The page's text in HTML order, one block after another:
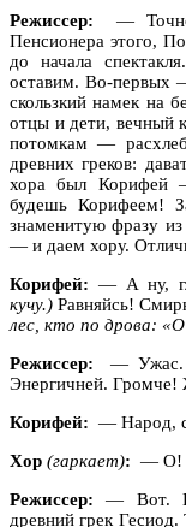
Режиссер: — Точно!
Пенсионера этого,
до начала
оставим. Во-первых
скользкий намек на
отцы и дети, вечный
потомкам —
древних греков:
хора был Корифей
будешь Корифеем!
знаменитую фразу
— и даем хору.
Корифей: — А ну,
кучу.) Равняйсь!
лес, кто по дрова:
Режиссер: — Ужас.
Энергичней. Громче!
Корифей: — Народ,
Хор (гаркает): — О!
Режиссер: — Вот.
древний грек